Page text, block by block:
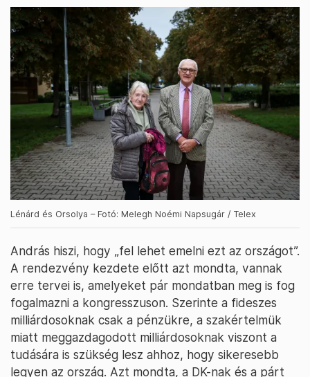
Lénárd és Orsolya – Fotó: Melegh Noémi Napsugár / Telex
András hiszi, hogy „fel lehet emelni ezt az országot”.
A rendezvény kezdete előtt azt mondta, vannak
erre tervei is, amelyeket pár mondatban meg is fog
fogalmazni a kongresszuson. Szerinte a fideszes
milliárdosoknak csak a pénzükre, a szakértelmük
miatt meggazdagodott milliárdosoknak viszont a
tudására is szükség lesz ahhoz, hogy sikeresebb
legyen az ország. Azt mondta, a DK-nak és a párt